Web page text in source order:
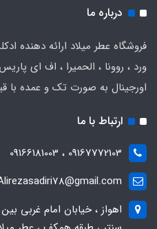
درباره ما
فروشگاه عطر میلاد ارائه دهنده
ورد ، روونا ، الحمیرا ، اف ای
اورجینال به صورت تک و عمده با
ارتباط با ما
09167772103 ، 09166181003
اهواز ، خیابان امام غربی